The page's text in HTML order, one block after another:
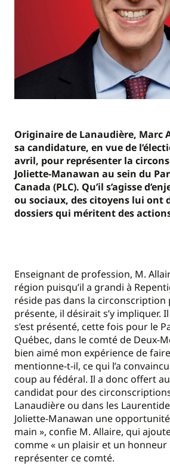
Originaire de Lanaudière, Marc
sa candidature, en vue de
avril, pour représenter la
Joliette-Manawan au sein du
Canada (PLC). Qu’il s’agisse
ou sociaux, des citoyens lui ont
dossiers qui méritent des
Enseignant de profession, M.
région puisqu’il a grandi à
réside pas dans la circonscription
présente, il désirait s’y impliquer.
s’est présenté, cette fois pour le
Québec, dans le comté de Deux-
bien aimé mon expérience de
mentionne-t-il, ce qui l’a
coup au fédéral. Il a donc offert au
candidat pour des
Lanaudière ou dans les
Joliette-Manawan une
main », confie M. Allaire, qui
comme « un plaisir et un honneur
représenter ce comté.